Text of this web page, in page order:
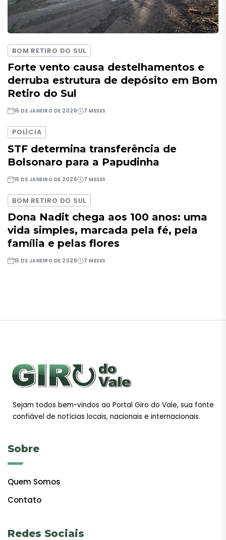
BOM RETIRO DO SUL
Forte vento causa destelhamentos e
derruba estrutura de depósito em Bom
Retiro do Sul
15 DE JANEIRO DE 2026 7 MESES
POLÍCIA
STF determina transferência de
Bolsonaro para a Papudinha
15 DE JANEIRO DE 2026 7 MESES
BOM RETIRO DO SUL
Dona Nadit chega aos 100 anos: uma
vida simples, marcada pela fé, pela
família e pelas flores
15 DE JANEIRO DE 2026 7 MESES
Sejam todos bem-vindos ao Portal Giro do Vale, sua fonte
confiável de notícias locais, nacionais e internacionais.
Sobre
Quem Somos
Contato
Redes Sociais